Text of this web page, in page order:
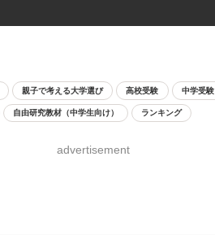
親子で考える大学選び 高校受験 中学受験
自由研究教材（中学生向け） ランキング
advertisement